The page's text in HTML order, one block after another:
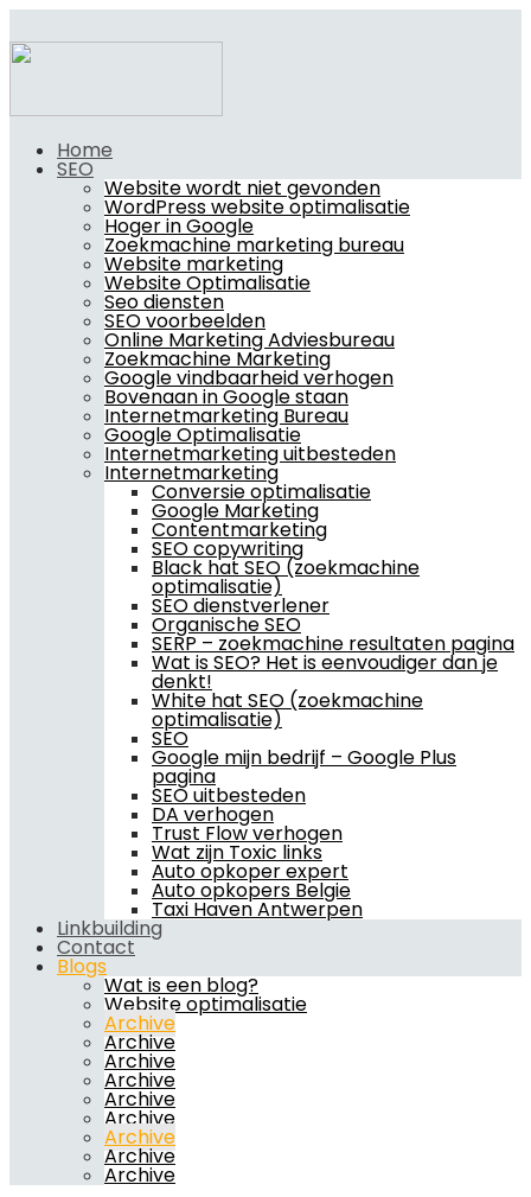
Home
SEO
Website wordt niet gevonden
WordPress website optimalisatie
Hoger in Google
Zoekmachine marketing bureau
Website marketing
Website Optimalisatie
Seo diensten
SEO voorbeelden
Online Marketing Adviesbureau
Zoekmachine Marketing
Google vindbaarheid verhogen
Bovenaan in Google staan
Internetmarketing Bureau
Google Optimalisatie
Internetmarketing uitbesteden
Internetmarketing
Conversie optimalisatie
Google Marketing
Contentmarketing
SEO copywriting
Black hat SEO (zoekmachine
optimalisatie)
SEO dienstverlener
Organische SEO
SERP – zoekmachine resultaten pagina
Wat is SEO? Het is eenvoudiger dan je
denkt!
White hat SEO (zoekmachine
optimalisatie)
SEO
Google mijn bedrijf – Google Plus
pagina
SEO uitbesteden
DA verhogen
Trust Flow verhogen
Wat zijn Toxic links
Auto opkoper expert
Auto opkopers Belgie
Taxi Haven Antwerpen
Linkbuilding
Contact
Blogs
Wat is een blog?
Website optimalisatie
Archive
Archive
Archive
Archive
Archive
Archive
Archive
Archive
Archive